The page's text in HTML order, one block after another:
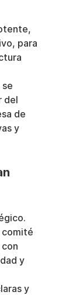
para
del
de
y
comité
y
y